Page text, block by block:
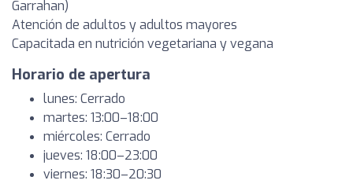
Garrahan)
Atención de adultos y adultos mayores
Capacitada en nutrición vegetariana y vegana
Horario de apertura
lunes: Cerrado
martes: 13:00–18:00
miércoles: Cerrado
jueves: 18:00–23:00
viernes: 18:30–20:30